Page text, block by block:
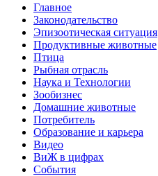
Главное
Законодательство
Эпизоотическая ситуация
Продуктивные животные
Птица
Рыбная отрасль
Наука и Технологии
Зообизнес
Домашние животные
Потребитель
Образование и карьера
Видео
ВиЖ в цифрах
События